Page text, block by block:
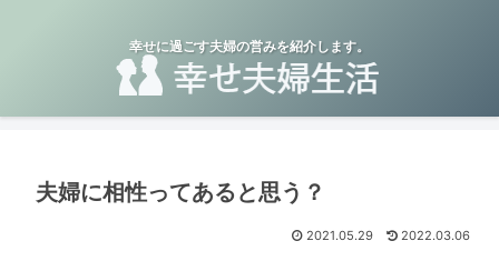
幸せに過ごす夫婦の営みを紹介します。
夫婦に相性ってあると思う？
2021.05.29 2022.03.06